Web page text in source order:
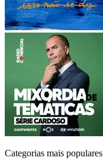
Categorias mais populares